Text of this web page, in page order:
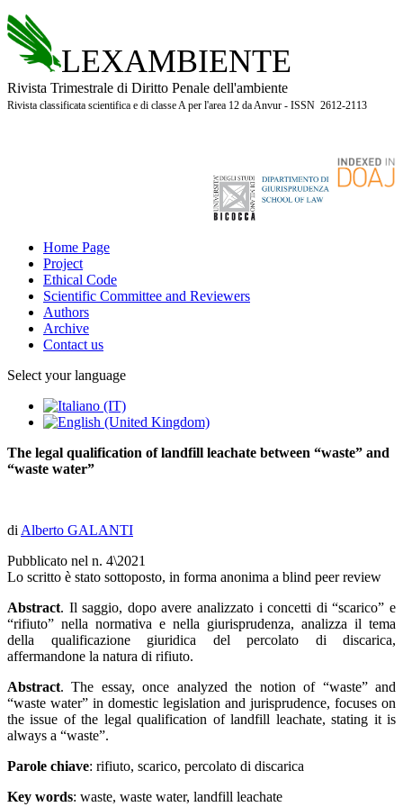
LEXAMBIENTE
Rivista Trimestrale di Diritto Penale dell'ambiente
Rivista classificata scientifica e di classe A per l'area 12 da Anvur - ISSN 2612-2113
Home Page
Project
Ethical Code
Scientific Committee and Reviewers
Authors
Archive
Contact us
Select your language
The legal qualification of landfill leachate between “waste” and
“waste water”
di Alberto GALANTI
Pubblicato nel n. 4\2021
Lo scritto è stato sottoposto, in forma anonima a blind peer review
Abstract. Il saggio, dopo avere analizzato i concetti di “scarico” e
“rifiuto” nella normativa e nella giurisprudenza, analizza il tema
della qualificazione giuridica del percolato di discarica,
affermandone la natura di rifiuto.
Abstract. The essay, once analyzed the notion of “waste” and
“waste water” in domestic legislation and jurisprudence, focuses on
the issue of the legal qualification of landfill leachate, stating it is
always a “waste”.
Parole chiave: rifiuto, scarico, percolato di discarica
Key words: waste, waste water, landfill leachate